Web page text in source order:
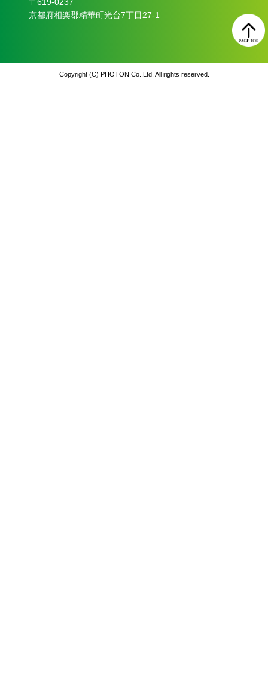
京都府相楽郡精華町光台7丁目27-1
Copyright (C) PHOTON Co.,Ltd. All rights reserved.